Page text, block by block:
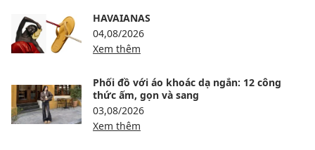
HAVAIANAS
04,08/2026
Xem thêm
Phối đồ với áo khoác dạ ngắn: 12 công
thức ấm, gọn và sang
03,08/2026
Xem thêm